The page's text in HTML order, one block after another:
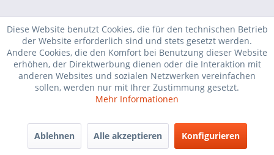
Diese Website benutzt Cookies, die für den technischen Betrieb
der Website erforderlich sind und stets gesetzt werden.
Andere Cookies, die den Komfort bei Benutzung dieser Website
erhöhen, der Direktwerbung dienen oder die Interaktion mit
anderen Websites und sozialen Netzwerken vereinfachen
sollen, werden nur mit Ihrer Zustimmung gesetzt.
Mehr Informationen
Ablehnen Alle akzeptieren Konfigurieren